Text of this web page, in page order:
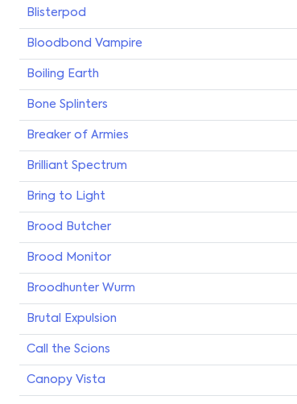
Blisterpod
Bloodbond Vampire
Boiling Earth
Bone Splinters
Breaker of Armies
Brilliant Spectrum
Bring to Light
Brood Butcher
Brood Monitor
Broodhunter Wurm
Brutal Expulsion
Call the Scions
Canopy Vista